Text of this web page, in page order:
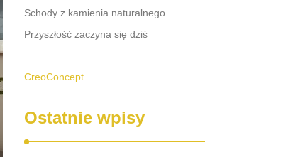
Schody z kamienia naturalnego
Przyszłość zaczyna się dziś
CreoConcept
Ostatnie wpisy